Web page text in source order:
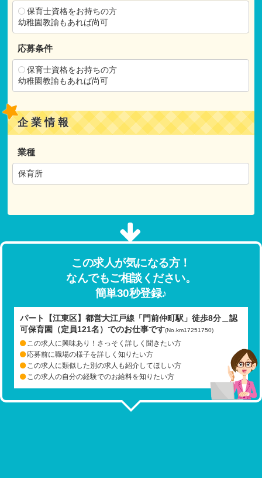
保育士資格をお持ちの方
幼稚園教諭もあれば尚可
応募条件
保育士資格をお持ちの方
幼稚園教諭もあれば尚可
企業情報
業種
保育所
この求人が気になる方！
なんでもご相談ください。
簡単30秒登録♪
パート【江東区】都営大江戸線「門前仲町駅」徒歩8分＿認
可保育園（定員121名）でのお仕事です(No.km17251750)
この求人に興味あり！さっそく詳しく聞きたい方
応募前に職場の様子を詳しく知りたい方
この求人に類似した別の求人も紹介してほしい方
この求人の自分の経験でのお給料を知りたい方